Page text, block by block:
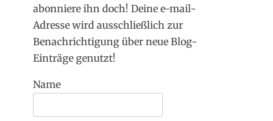
abonniere ihn doch! Deine e-mail-
Adresse wird ausschließlich zur
Benachrichtigung über neue Blog-
Einträge genutzt!
Name